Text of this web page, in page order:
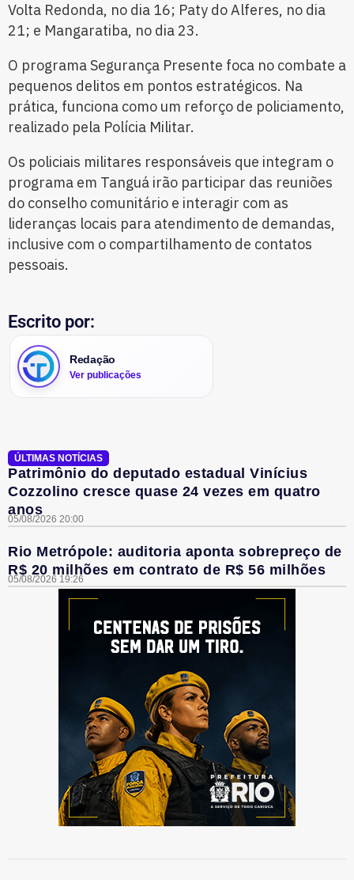
Volta Redonda, no dia 16; Paty do Alferes, no dia
21; e Mangaratiba, no dia 23.
O programa Segurança Presente foca no combate a
pequenos delitos em pontos estratégicos. Na
prática, funciona como um reforço de policiamento,
realizado pela Polícia Militar.
Os policiais militares responsáveis que integram o
programa em Tanguá irão participar das reuniões
do conselho comunitário e interagir com as
lideranças locais para atendimento de demandas,
inclusive com o compartilhamento de contatos
pessoais.
Escrito por:
Redação
Ver publicações
ÚLTIMAS NOTÍCIAS
Patrimônio do deputado estadual Vinícius
Cozzolino cresce quase 24 vezes em quatro
anos
05/08/2026 20:00
Rio Metrópole: auditoria aponta sobrepreço de
R$ 20 milhões em contrato de R$ 56 milhões
05/08/2026 19:26